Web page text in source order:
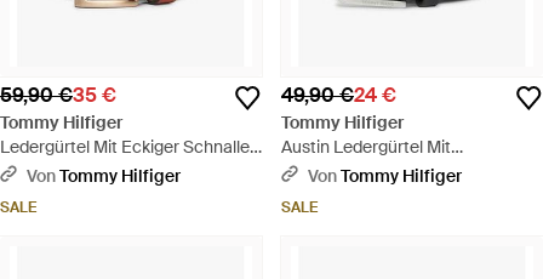
59,90 €35 €
Tommy Hilfiger
Ledergürtel Mit Eckiger Schnalle
Und Logo - Mehrfarbig
VonTommy Hilfiger
SALE
49,90 €24 €
Tommy Hilfiger
Austin Ledergürtel Mit
Geprägtem Logo - Schwarz
VonTommy Hilfiger
SALE